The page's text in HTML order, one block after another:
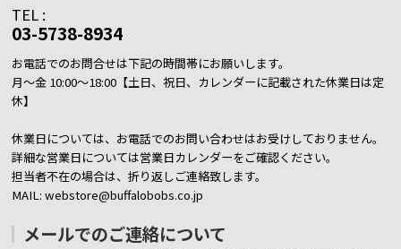
TEL :
03-5738-8934
お電話でのお問合せは下記の時間帯にお願いします。
月～金 10:00～18:00【土日、祝日、カレンダーに記載された休業日は定
休】
休業日については、お電話でのお問い合わせはお受けしておりません。
詳細な営業日については営業日カレンダーをご確認ください。
担当者不在の場合は、折り返しご連絡致します。
MAIL: webstore@buffalobobs.co.jp
メールでのご連絡について